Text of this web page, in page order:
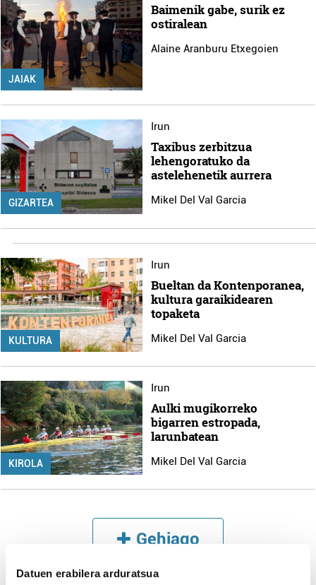
Datuen erabilera arduratsua
JAIAK
Baimenik gabe, surik ez
ostiralean
Alaine Aranburu Etxegoien
GIZARTEA
Irun
Taxibus zerbitzua
lehengoratuko da
astelehenetik aurrera
Mikel Del Val Garcia
KULTURA
Irun
Bueltan da Kontenporanea,
kultura garaikidearen
topaketa
Mikel Del Val Garcia
KIROLA
Irun
Aulki mugikorreko
bigarren estropada,
larunbatean
Mikel Del Val Garcia
Gehiago